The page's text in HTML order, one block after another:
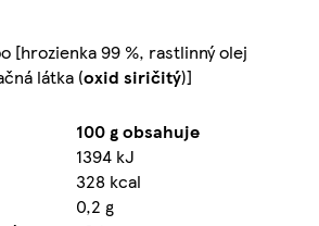
[hrozienka 99 %, rastlinný olej
látka (oxid siričitý)]
100 g obsahuje
1394 kJ
328 kcal
0,2 g